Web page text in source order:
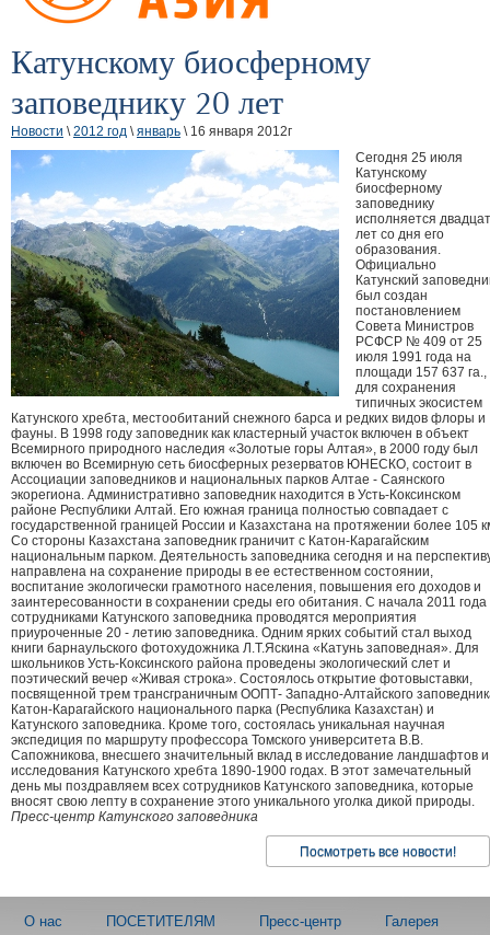
Катунскому биосферному
заповеднику 20 лет
Новости \2012 год \январь \ 16 января 2012г
Сегодня 25 июля
Катунскому
биосферному
заповеднику
исполняется
лет со дня его
образования.
Официально
Катунский
был создан
постановлением
Совета Министров
РСФСР № 409 от 25
июля 1991 года на
площади 157 637 га.,
для сохранения
типичных экосистем
Катунского хребта, местообитаний снежного барса и редких видов флоры и
фауны. В 1998 году заповедник как кластерный участок включен в объект
Всемирного природного наследия «Золотые горы Алтая», в 2000 году был
включен во Всемирную сеть биосферных резерватов ЮНЕСКО, состоит в
Ассоциации заповедников и национальных парков Алтае - Саянского
экорегиона. Административно заповедник находится в Усть-Коксинском
районе Республики Алтай. Его южная граница полностью совпадает с
государственной границей России и Казахстана на протяжении более 105
Со стороны Казахстана заповедник граничит с Катон-Карагайским
национальным парком. Деятельность заповедника сегодня и на
направлена на сохранение природы в ее естественном состоянии,
воспитание экологически грамотного населения, повышения его доходов и
заинтересованности в сохранении среды его обитания. С начала 2011 года
сотрудниками Катунского заповедника проводятся мероприятия
приуроченные 20 - летию заповедника. Одним ярких событий стал выход
книги барнаульского фотохудожника Л.Т.Яскина «Катунь заповедная». Для
школьников Усть-Коксинского района проведены экологический слет и
поэтический вечер «Живая строка». Состоялось открытие фотовыставки,
посвященной трем трансграничным ООПТ- Западно-Алтайского
Катон-Карагайского национального парка (Республика Казахстан) и
Катунского заповедника. Кроме того, состоялась уникальная научная
экспедиция по маршруту профессора Томского университета В.В.
Сапожникова, внесшего значительный вклад в исследование ландшафтов и
исследования Катунского хребта 1890-1900 годах. В этот замечательный
день мы поздравляем всех сотрудников Катунского заповедника, которые
вносят свою лепту в сохранение этого уникального уголка дикой природы.
Пресс-центр Катунского заповедника
Посмотреть все новости!
О нас ПОСЕТИТЕЛЯМ Пресс-центр Галерея